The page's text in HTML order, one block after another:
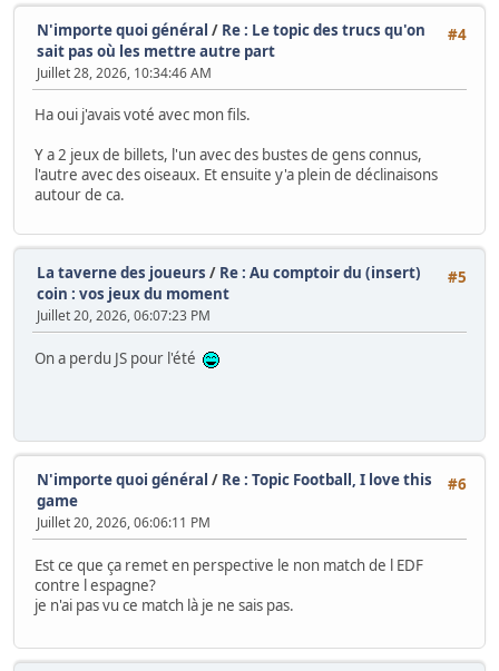
#4
N'importe quoi général / Re : Le topic des trucs qu'on
sait pas où les mettre autre part
Juillet 28, 2026, 10:34:46 AM
Ha oui j'avais voté avec mon fils.
Y a 2 jeux de billets, l'un avec des bustes de gens connus,
l'autre avec des oiseaux. Et ensuite y'a plein de déclinaisons
autour de ca.
#5
La taverne des joueurs / Re : Au comptoir du (insert)
coin : vos jeux du moment
Juillet 20, 2026, 06:07:23 PM
On a perdu JS pour l'été
#6
N'importe quoi général / Re : Topic Football, I love this
game
Juillet 20, 2026, 06:06:11 PM
Est ce que ça remet en perspective le non match de l EDF
contre l espagne?
je n'ai pas vu ce match là je ne sais pas.